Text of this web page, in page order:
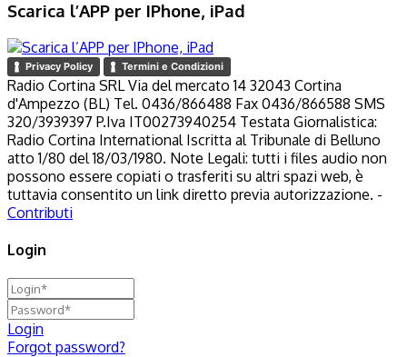
Scarica l’APP per IPhone, iPad
Privacy Policy Termini e Condizioni
Radio Cortina SRL Via del mercato 14 32043 Cortina
d'Ampezzo (BL) Tel. 0436/866488 Fax 0436/866588 SMS
320/3939397 P.Iva IT00273940254 Testata Giornalistica:
Radio Cortina International Iscritta al Tribunale di Belluno
atto 1/80 del 18/03/1980. Note Legali: tutti i files audio non
possono essere copiati o trasferiti su altri spazi web, è
tuttavia consentito un link diretto previa autorizzazione. -
Contributi
Login
Login
Forgot password?